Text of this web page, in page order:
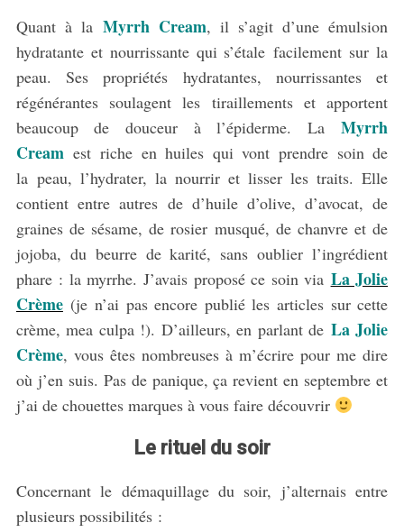
Quant à la Myrrh Cream, il s’agit d’une émulsion
hydratante et nourrissante qui s’étale facilement sur la
peau. Ses propriétés hydratantes, nourrissantes et
régénérantes soulagent les tiraillements et apportent
beaucoup de douceur à l’épiderme. LaMyrrh
Creamest riche en huiles qui vont prendre soin de
la peau, l’hydrater, la nourrir et lisser les traits. Elle
contient entre autres de d’huile d’olive, d’avocat, de
graines de sésame, de rosier musqué, de chanvre et de
jojoba, du beurre de karité, sans oublier l’ingrédient
phare : la myrrhe. J’avais proposé ce soin via La Jolie
Crème(je n’ai pas encore publié les articles sur cette
crème, mea culpa !). D’ailleurs, en parlant de La Jolie
Crème, vous êtes nombreuses à m’écrire pour me dire
où j’en suis. Pas de panique, ça revient en septembre et
j’ai de chouettes marques à vous faire découvrir
Le rituel du soir
Concernant le démaquillage du soir, j’alternais entre
plusieurs possibilités :